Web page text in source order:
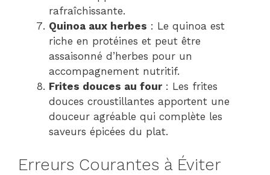
rafraîchissante.
Quinoa aux herbes : Le quinoa est
riche en protéines et peut être
assaisonné d’herbes pour un
accompagnement nutritif.
Frites douces au four: Les frites
douces croustillantes apportent une
douceur agréable qui complète les
saveurs épicées du plat.
Erreurs Courantes à Éviter